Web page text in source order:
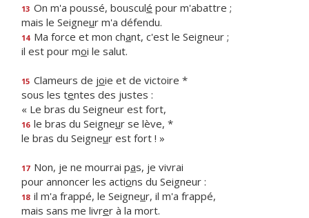
13 On m'a poussé, bousculé pour m'abattre ;
mais le Seigneur m'a défendu.
14 Ma force et mon chant, c'est le Seigneur ;
il est pour moi le salut.
15 Clameurs de joie et de victoire *
sous les tentes des justes :
« Le bras du Seigneur est fort,
16 le bras du Seigneur se lève, *
le bras du Seigneur est fort ! »
17 Non, je ne mourrai pas, je vivrai
pour annoncer les actions du Seigneur :
18 il m'a frappé, le Seigneur, il m'a frappé,
mais sans me livrer à la mort.